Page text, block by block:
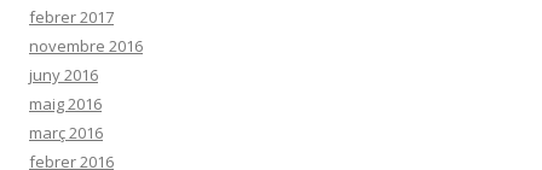
febrer 2017
novembre 2016
juny 2016
maig 2016
març 2016
febrer 2016